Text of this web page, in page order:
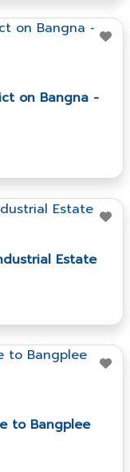
on Bangna -
Estate
to Bangplee